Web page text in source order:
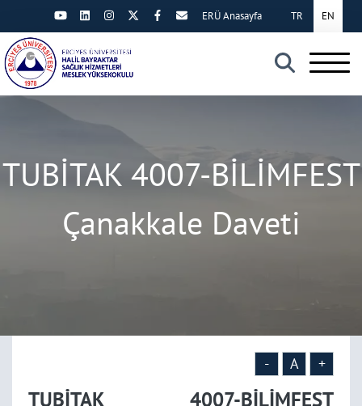
×
TR EN
ERÜ Anasayfa
TUBİTAK 4007-BİLİMFEST
Çanakkale Daveti
- A +
TUBİTAK 4007-BİLİMFEST